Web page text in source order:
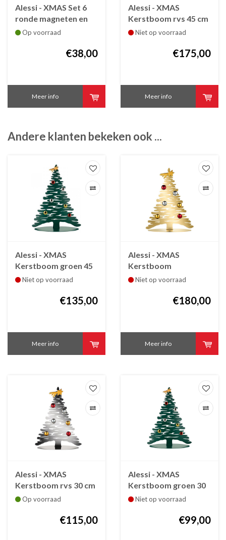
Alessi - XMAS Set 6
ronde magneten en
magnetische
Op voorraad
€38,00
Meer info
Alessi - XMAS
Kerstboom rvs 45 cm
Niet op voorraad
€175,00
Meer info
Andere klanten bekeken ook ...
Alessi - XMAS
Kerstboom groen 45
cmNiet op voorraad
€135,00
Meer info
Alessi - XMAS
Kerstboom
goudkleurig 30 cm
Niet op voorraad
€180,00
Meer info
Alessi - XMAS
Kerstboom rvs 30 cm
Op voorraad
€115,00
Alessi - XMAS
Kerstboom groen 30
cmNiet op voorraad
€99,00